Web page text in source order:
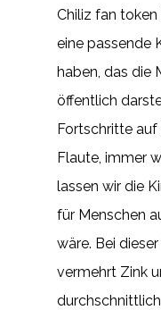
Chiliz fan
eine passende
haben, das die
öffentlich
Fortschritte auf
Flaute, immer
lassen wir die
für Menschen
wäre. Bei
vermehrt Zink